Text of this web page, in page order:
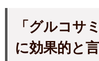
「グルコサ
に効果的と